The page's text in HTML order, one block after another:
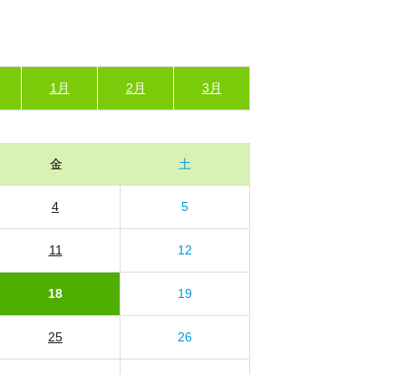
1月 2月 3月
金 土
4 5
11 12
18 19
25 26